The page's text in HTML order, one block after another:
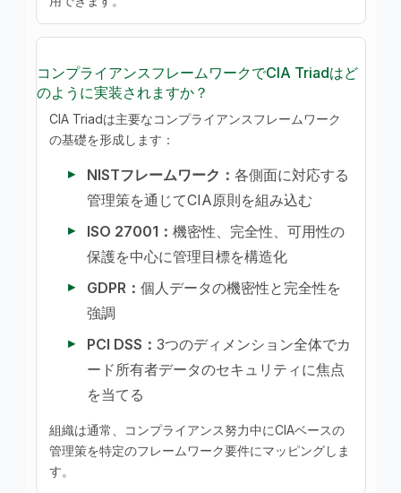
コンプライアンスフレームワークでCIA Triadはど
のように実装されますか？
CIA Triadは主要なコンプライアンスフレームワーク
の基礎を形成します：
NISTフレームワーク： 各側面に対応する
管理策を通じてCIA原則を組み込む
ISO 27001： 機密性、完全性、可用性の
保護を中心に管理目標を構造化
GDPR： 個人データの機密性と完全性を
強調
PCI DSS： 3つのディメンション全体でカ
ード所有者データのセキュリティに焦点
を当てる
組織は通常、コンプライアンス努力中にCIAベースの
管理策を特定のフレームワーク要件にマッピングしま
す。